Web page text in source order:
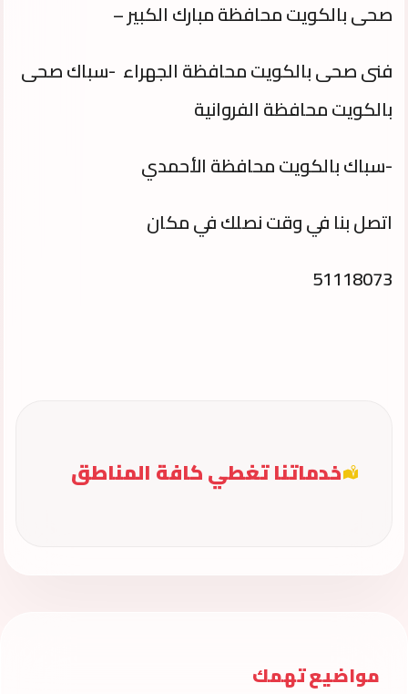
صحى بالكويت محافظة مبارك الكبير –
فنى صحى بالكويت محافظة الجهراء -سباك صحى
بالكويت محافظة الفروانية
-سباك بالكويت محافظة الأحمدي
اتصل بنا في وقت نصلك في مكان
51118073
خدماتنا تغطي كافة المناطق
مواضيع تهمك